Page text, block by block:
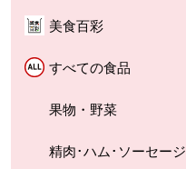
美食百彩
すべての食品
果物・野菜
精肉･ハム･ソーセージ